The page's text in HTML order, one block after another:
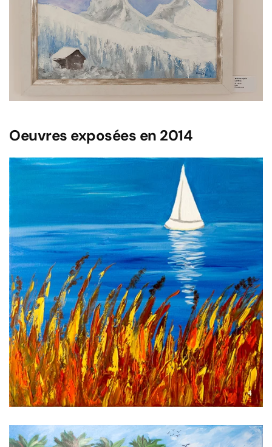
Voir l'image
Oeuvres exposées en 2014
Voir l'image